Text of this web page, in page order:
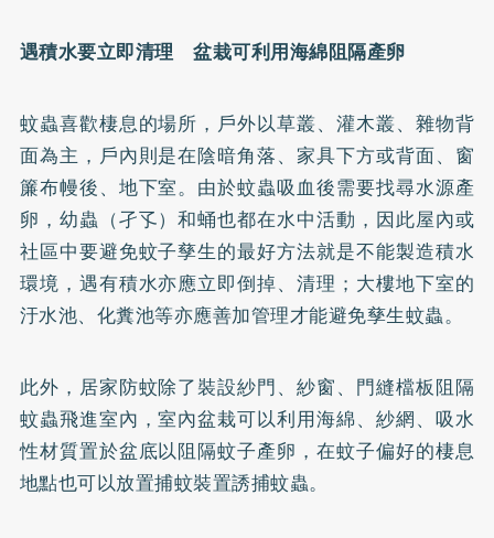
遇積水要立即清理 盆栽可利用海綿阻隔產卵
蚊蟲喜歡棲息的場所，戶外以草叢、灌木叢、雜物背
面為主，戶內則是在陰暗角落、家具下方或背面、窗
簾布幔後、地下室。由於蚊蟲吸血後需要找尋水源產
卵，幼蟲（孑孓）和蛹也都在水中活動，因此屋內或
社區中要避免蚊子孳生的最好方法就是不能製造積水
環境，遇有積水亦應立即倒掉、清理；大樓地下室的
汙水池、化糞池等亦應善加管理才能避免孳生蚊蟲。
此外，居家防蚊除了裝設紗門、紗窗、門縫檔板阻隔
蚊蟲飛進室內，室內盆栽可以利用海綿、紗網、吸水
性材質置於盆底以阻隔蚊子產卵，在蚊子偏好的棲息
地點也可以放置捕蚊裝置誘捕蚊蟲。